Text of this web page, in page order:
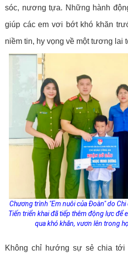
sóc, nương tựa. Những hành
giúp các em vơi bớt khó khăn
niềm tin, hy vọng về một tương lai
Chương trình "Em nuôi của Đoàn"do
Tiến triển khai đãtiếp thêm động lực để e
qua khó khăn, vươn lên trong
Không chỉ hướng sự sẻ chia tới